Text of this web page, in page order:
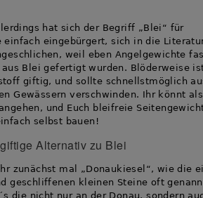
hat sich der Begriff „Blei“ für
einfach eingebürgert, sich in die
weil eben Angelgewichte
Blei gefertigt wurden. Blöderweise
giftig, und sollte schnellstmöglich
Gewässern verschwinden. Ihr könnt
und Euch bleifreie
selbst bauen!
Alternativ zu Blei
zunächst mal „Donaukiesel“, wie die
geschliffenen kleinen Steine oft
die nicht nur an der Donau, sondern